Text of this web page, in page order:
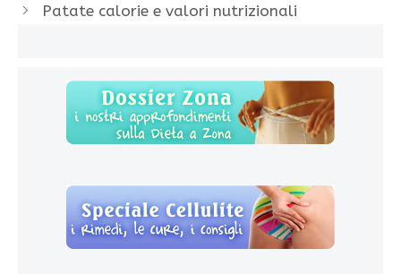
Patate calorie e valori nutrizionali